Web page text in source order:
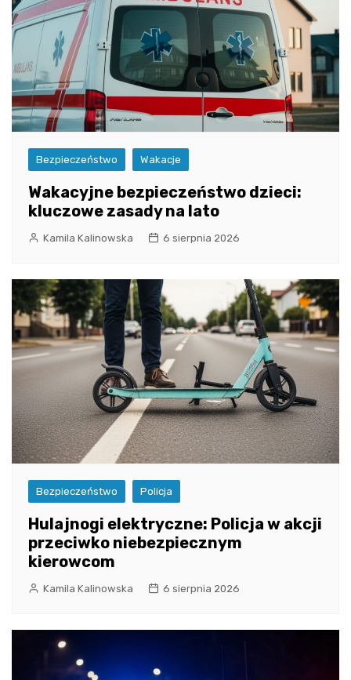
Bezpieczeństwo Wakacje
Wakacyjne bezpieczeństwo dzieci:
kluczowe zasady na lato
Kamila Kalinowska 6 sierpnia 2026
Bezpieczeństwo Policja
Hulajnogi elektryczne: Policja w akcji
przeciwko niebezpiecznym
kierowcom
Kamila Kalinowska 6 sierpnia 2026